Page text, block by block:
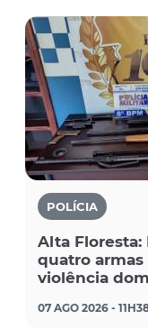
POLÍCIA
Alta
quatro
violência
07 AGO 2026 -